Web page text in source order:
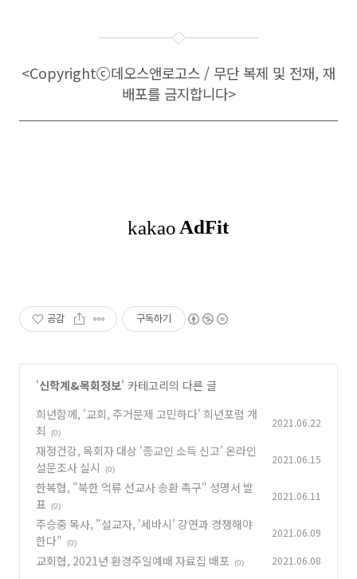
<Copyrightⓒ데오스앤로고스 / 무단 복제 및 전재, 재
배포를 금지합니다>
공감 구독하기
'신학계&목회정보' 카테고리의 다른 글
희년함께, '교회, 주거문제 고민하다' 희년포럼 개
최
(0)
2021.06.22
재정건강, 목회자 대상 '종교인 소득 신고' 온라인
설문조사 실시
(0)
2021.06.15
한복협, "북한 억류 선교사 송환 촉구" 성명서 발
표 (0)
2021.06.11
주승중 목사, "설교자, '세바시' 강연과 경쟁해야
한다"
(0)
2021.06.09
교회협, 2021년 환경주일예배 자료집 배포 (0) 2021.06.08